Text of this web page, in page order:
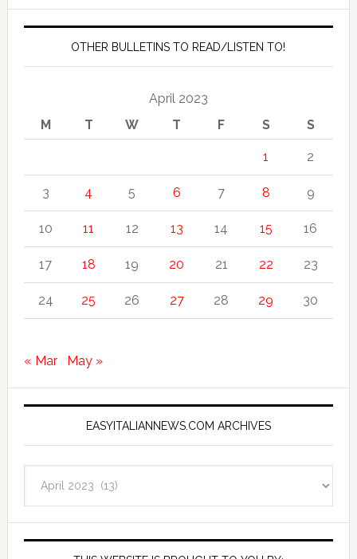
OTHER BULLETINS TO READ/LISTEN TO!
April 2023
M
T W T F S S
1 2
3 4 5 6 7 8 9
10 11 12 13 14 15 16
17 18 19 20 21 22 23
24 25 26 27 28 29 30
« Mar May »
EASYITALIANNEWS.COM ARCHIVES
Archives